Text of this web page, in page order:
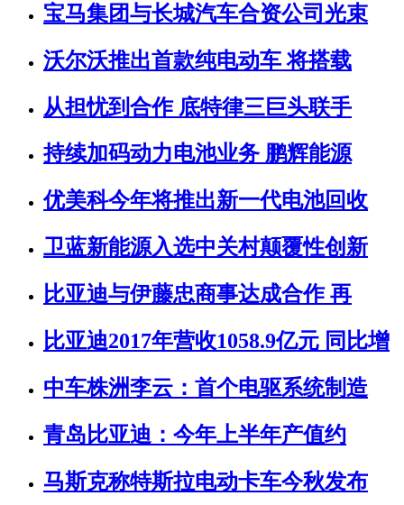
宝马集团与长城汽车合资公司光束
沃尔沃推出首款纯电动车 将搭载
从担忧到合作 底特律三巨头联手
持续加码动力电池业务 鹏辉能源
优美科今年将推出新一代电池回收
卫蓝新能源入选中关村颠覆性创新
比亚迪与伊藤忠商事达成合作 再
比亚迪2017年营收1058.9亿元 同比增
中车株洲李云：首个电驱系统制造
青岛比亚迪：今年上半年产值约
马斯克称特斯拉电动卡车今秋发布